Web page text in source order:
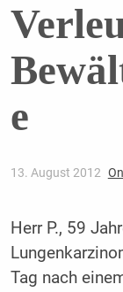
e
13. August 2012
Herr P., 59
Tag nach